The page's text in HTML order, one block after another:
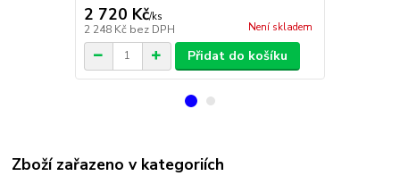
2 720 Kč/ks
2 248 Kč bez DPH Není skladem
Přidat do košíku
Zboží zařazeno v kategoriích